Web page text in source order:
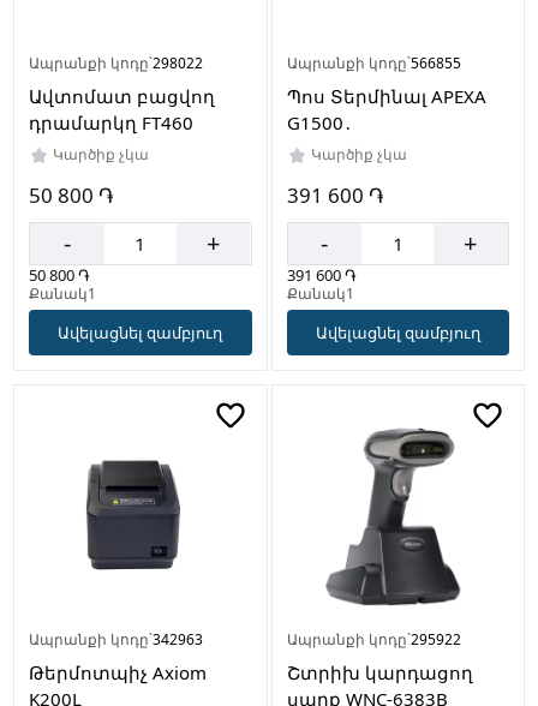
Ապրանքի կոդը՝298022
Ավտոմատ բացվող
դրամարկղ FT460
Կարծիք չկա
50 800 ֏
- +
50 800 ֏
Քանակ1
Ավելացնել զամբյուղ
Ապրանքի կոդը՝566855
Պոս Տերմինալ APEXA
G1500․
Կարծիք չկա
391 600 ֏
- +
391 600 ֏
Քանակ1
Ավելացնել զամբյուղ
Ապրանքի կոդը՝342963
Թերմոտպիչ Axiom
K200L
Ապրանքի կոդը՝295922
Շտրիխ կարդացող
սարք WNC-6383B